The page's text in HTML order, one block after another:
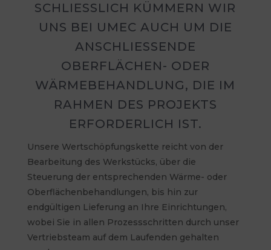
SCHLIESSLICH KÜMMERN WIR U
NS BEI UMEC AUCH UM DIE A
NSCHLIESSENDE OB
ERFLÄCHEN- ODER WÄ
RMEBEHANDLUNG, DIE IM RA
HMEN DES PROJEKTS ER
FORDERLICH IST.
Unsere Wertschöpfungskette reicht von der
Bearbeitung des Werkstücks, über die
Steuerung der entsprechenden Wärme- oder
Oberflächenbehandlungen, bis hin zur
endgültigen Lieferung an Ihre Einrichtungen,
wobei Sie in allen Prozessschritten durch unser
Vertriebsteam auf dem Laufenden gehalten